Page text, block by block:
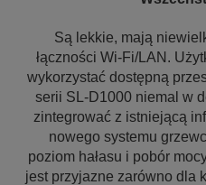
Są lekkie, mają
łączności Wi-Fi/LAN.
wykorzystać dostępną
serii SL-D1000 niemal w
zintegrować z istniejącą
nowego systemu
poziom hałasu i pobór
jest przyjazne zarówno dla